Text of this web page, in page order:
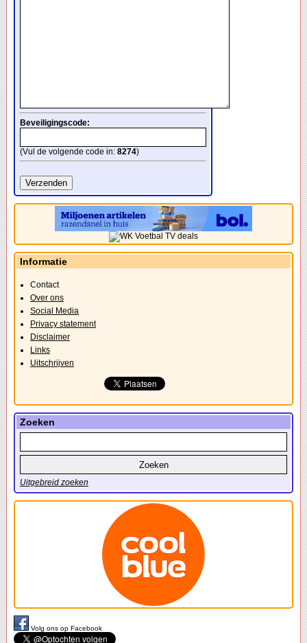
Beveiligingscode:
(Vul de volgende code in: 8274)
Informatie
Contact
Over ons
Social Media
Privacy statement
Disclaimer
Links
Uitschrijven
Zoeken
Uitgebreid zoeken
Volg ons op Facebook